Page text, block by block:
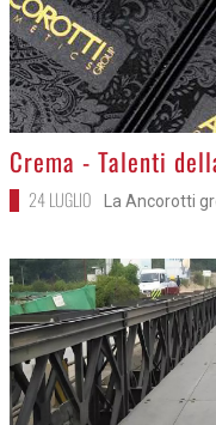
>
Crema - Talenti
24 LUGLIO La Ancorotti